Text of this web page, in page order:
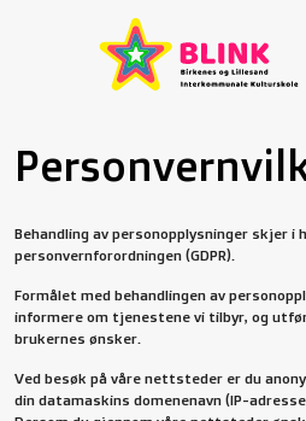
Behandling av personopplysninger skjer i
personvernforordningen (GDPR).
Formålet med behandlingen av
informere om tjenestene vi tilbyr, og
brukernes ønsker.
Ved besøk på våre nettsteder er du
din datamaskins domenenavn (IP-